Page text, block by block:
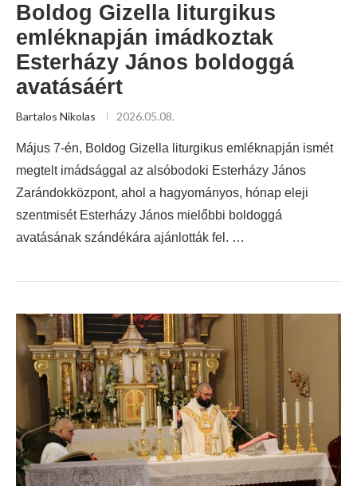
Boldog Gizella liturgikus
emléknapján imádkoztak
Esterházy János boldoggá
avatásáért
Bartalos Nikolas 2026.05.08.
Május 7-én, Boldog Gizella liturgikus emléknapján ismét
megtelt imádsággal az alsóbodoki Esterházy János
Zarándokközpont, ahol a hagyományos, hónap eleji
szentmisét Esterházy János mielőbbi boldoggá
avatásának szándékára ajánlották fel. …